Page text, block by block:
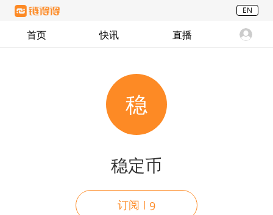
EN
首页 快讯 直播
稳
稳定币
订阅 9